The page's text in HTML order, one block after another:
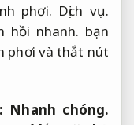
phơi. Dịch vụ.
hồi nhanh. bạn
phơi và thắt nút
Nhanh chóng.